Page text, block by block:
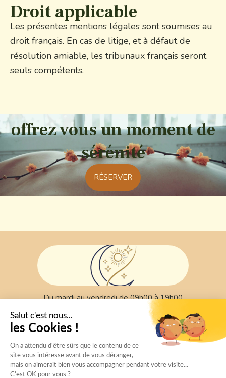
Droit applicable
Les présentes mentions légales sont soumises au
droit français. En cas de litige, et à défaut de
résolution amiable, les tribunaux français seront
seuls compétents.
offrez vous un moment de
sérénité
RÉSERVER
Du mardi au vendredi de 09h00 à 19h00
Le samedi de 10h00 à 13h00
24 rue Pasteur 31700 Blagnac
Tél : 06.59.62.72.14